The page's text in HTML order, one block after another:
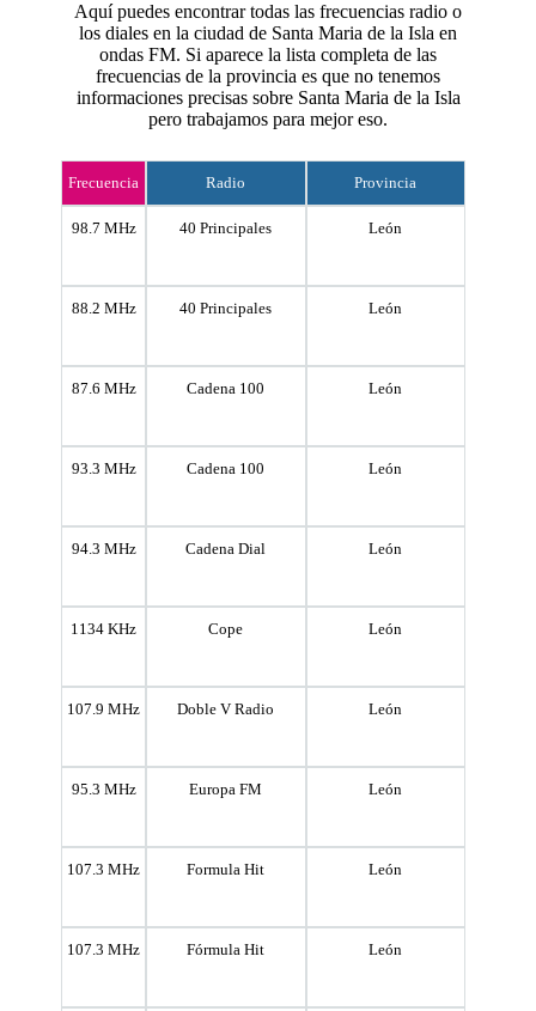
Aquí puedes encontrar todas las frecuencias radio o
los diales en la ciudad de Santa Maria de la Isla en
ondas FM. Si aparece la lista completa de las
frecuencias de la provincia es que no tenemos
informaciones precisas sobre Santa Maria de la Isla
pero trabajamos para mejor eso.
Frecuencia Radio Provincia
98.7 MHz 40 Principales León
88.2 MHz 40 Principales León
87.6 MHz Cadena 100 León
93.3 MHz Cadena 100 León
94.3 MHz Cadena Dial León
1134 KHz Cope León
107.9 MHz Doble V Radio León
95.3 MHz Europa FM León
107.3 MHz Formula Hit León
107.3 MHz Fórmula Hit León